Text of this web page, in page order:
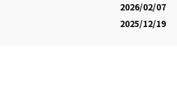
2026/02/07
2025/12/19